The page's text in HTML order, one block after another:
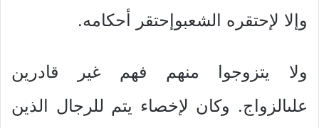
وإلا لإحتقره الشعبوإحتقر أحكامه.
ولا يتزوجوا منهم فهم غير قادرين
علىالزواج. وكان لإخصاء يتم للرجال الذين